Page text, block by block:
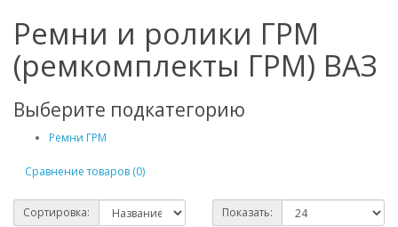
Ремни и ролики ГРМ
(ремкомплекты ГРМ) ВАЗ
Выберите подкатегорию
Ремни ГРМ
Сравнение товаров (0)
Сортировка: Показать: